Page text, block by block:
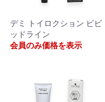
デミ トイロクション ビビ
ッドライン
会員のみ価格を表示